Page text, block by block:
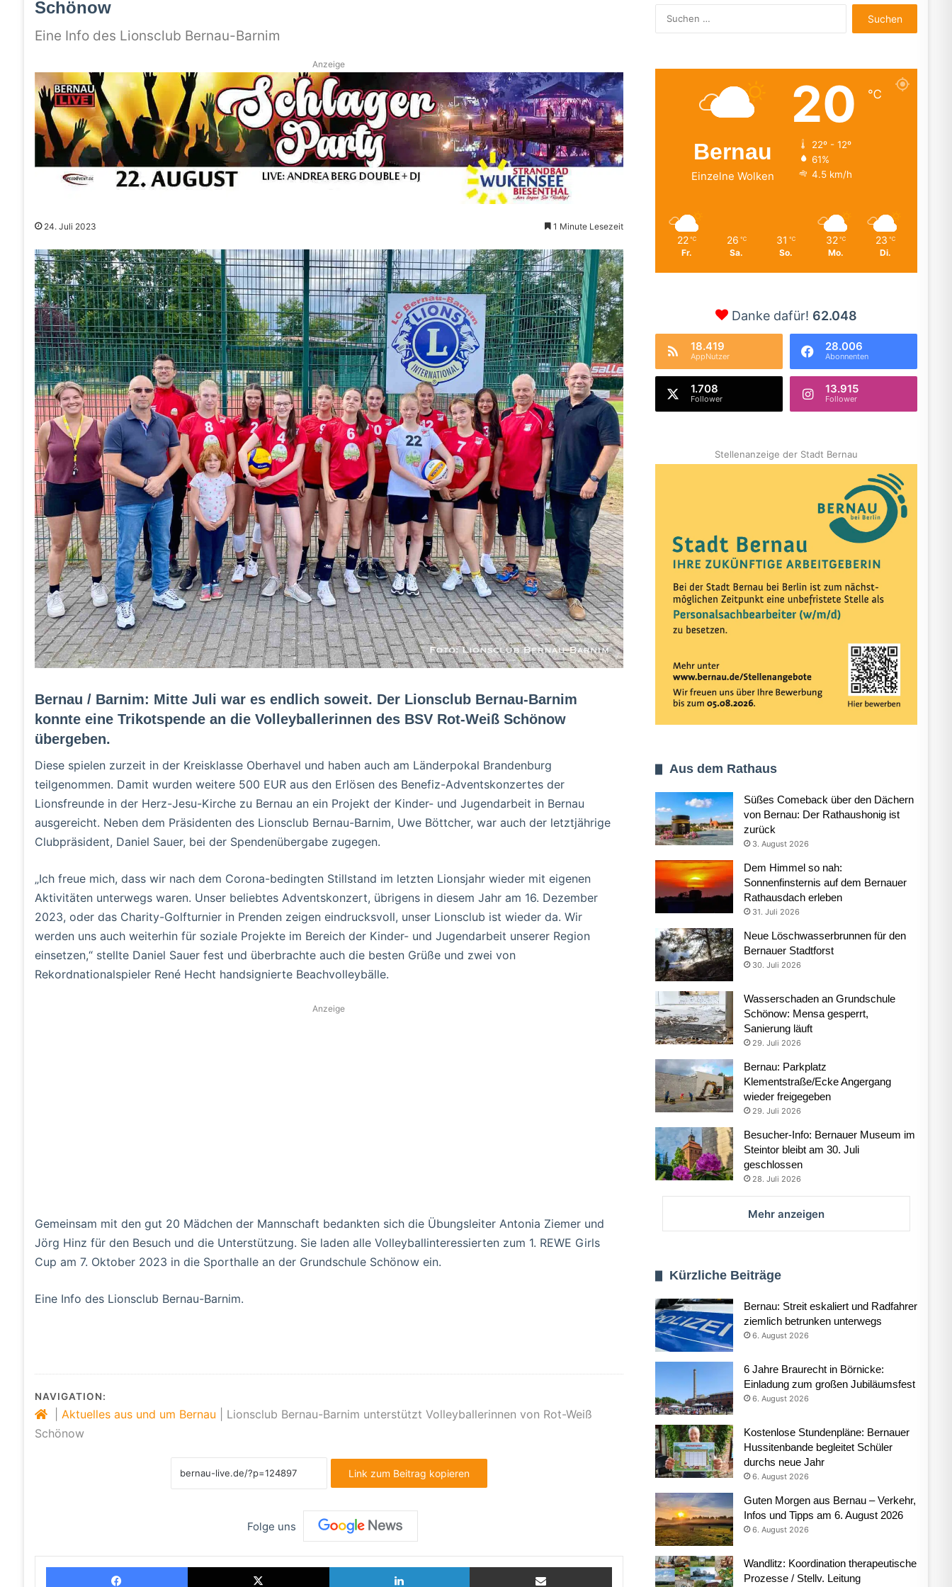
Schönow
Eine Info des Lionsclub Bernau-Barnim
Anzeige
24. Juli 2023 1 Minute Lesezeit
Bernau / Barnim: Mitte Juli war es endlich soweit. Der Lionsclub Bernau-Barnim
konnte eine Trikotspende an die Volleyballerinnen des BSV Rot-Weiß Schönow
übergeben.
Diese spielen zurzeit in der Kreisklasse Oberhavel und haben auch am Länderpokal Brandenburg
teilgenommen. Damit wurden weitere 500 EUR aus den Erlösen des Benefiz-Adventskonzertes der
Lionsfreunde in der Herz-Jesu-Kirche zu Bernau an ein Projekt der Kinder- und Jugendarbeit in Bernau
ausgereicht. Neben dem Präsidenten des Lionsclub Bernau-Barnim, Uwe Böttcher, war auch der letztjährige
Clubpräsident, Daniel Sauer, bei der Spendenübergabe zugegen.
„Ich freue mich, dass wir nach dem Corona-bedingten Stillstand im letzten Lionsjahr wieder mit eigenen
Aktivitäten unterwegs waren. Unser beliebtes Adventskonzert, übrigens in diesem Jahr am 16. Dezember
2023, oder das Charity-Golfturnier in Prenden zeigen eindrucksvoll, unser Lionsclub ist wieder da. Wir
werden uns auch weiterhin für soziale Projekte im Bereich der Kinder- und Jugendarbeit unserer Region
einsetzen,“ stellte Daniel Sauer fest und überbrachte auch die besten Grüße und zwei von
Rekordnationalspieler René Hecht handsignierte Beachvolleybälle.
Anzeige
Gemeinsam mit den gut 20 Mädchen der Mannschaft bedankten sich die Übungsleiter Antonia Ziemer und
Jörg Hinz für den Besuch und die Unterstützung. Sie laden alle Volleyballinteressierten zum 1. REWE Girls
Cup am 7. Oktober 2023 in die Sporthalle an der Grundschule Schönow ein.
Eine Info des Lionsclub Bernau-Barnim.
NAVIGATION:
Aktuelles aus und um Bernau
Lionsclub Bernau-Barnim unterstützt Volleyballerinnen von Rot-Weiß
Schönow
Link zum Beitrag kopieren
Folge uns
Facebook X LinkedIn Teilen via E-Mail
nach:
Bernau
Einzelne Wolken
20 ℃
22º - 12º
61%
4.5 km/h
22 ℃
Fr.
26 ℃
Sa.
31 ℃
So.
32 ℃
Mo.
23 ℃
Di.
Danke dafür! 62.048
18.419
AppNutzer
28.006
Abonnenten
1.708
Follower
13.915
Follower
Stellenanzeige der Stadt Bernau
Aus dem Rathaus
Süßes Comeback über den Dächern
von Bernau: Der Rathaushonig ist
zurück
3. August 2026
Dem Himmel so nah:
Sonnenfinsternis auf dem Bernauer
Rathausdach erleben
31. Juli 2026
Neue Löschwasserbrunnen für den
Bernauer Stadtforst
30. Juli 2026
Wasserschaden an Grundschule
Schönow: Mensa gesperrt,
Sanierung läuft
29. Juli 2026
Bernau: Parkplatz
Klementstraße/Ecke Angergang
wieder freigegeben
29. Juli 2026
Besucher-Info: Bernauer Museum im
Steintor bleibt am 30. Juli
geschlossen
28. Juli 2026
Mehr anzeigen
Kürzliche Beiträge
Bernau: Streit eskaliert und Radfahrer
ziemlich betrunken unterwegs
6. August 2026
6 Jahre Braurecht in Börnicke:
Einladung zum großen Jubiläumsfest
6. August 2026
Kostenlose Stundenpläne: Bernauer
Hussitenbande begleitet Schüler
durchs neue Jahr
6. August 2026
Guten Morgen aus Bernau – Verkehr,
Infos und Tipps am 6. August 2026
6. August 2026
Wandlitz: Koordination therapeutische
Prozesse / Stellv. Leitung